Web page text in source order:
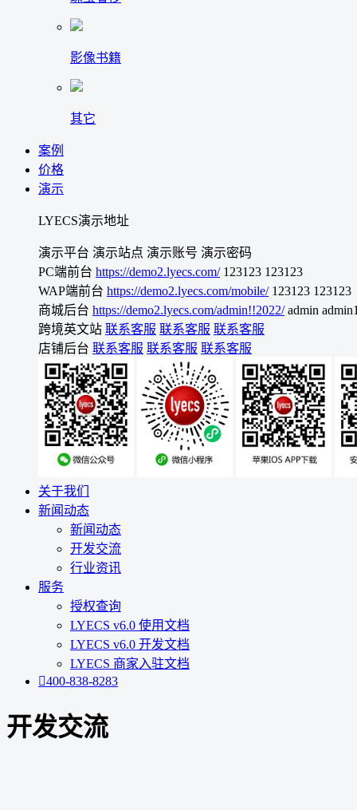
影像书籍
其它
案例
价格
演示
LYECS演示地址
演示平台 演示站点 演示账号 演示密码
PC端前台 https://demo2.lyecs.com/ 123123 123123
WAP端前台 https://demo2.lyecs.com/mobile/ 123123 123123
商城后台 https://demo2.lyecs.com/admin!!2022/ admin
跨境英文站 联系客服 联系客服 联系客服
店铺后台 联系客服 联系客服 联系客服
关于我们
新闻动态
新闻动态
开发交流
行业资讯
服务
授权查询
LYECS v6.0 使用文档
LYECS v6.0 开发文档
LYECS 商家入驻文档
400-838-8283
开发交流